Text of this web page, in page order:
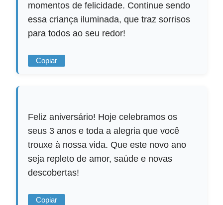
momentos de felicidade. Continue sendo
essa criança iluminada, que traz sorrisos
para todos ao seu redor!
Copiar
Feliz aniversário! Hoje celebramos os
seus 3 anos e toda a alegria que você
trouxe à nossa vida. Que este novo ano
seja repleto de amor, saúde e novas
descobertas!
Copiar